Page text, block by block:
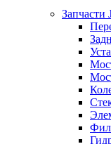
Запчасти